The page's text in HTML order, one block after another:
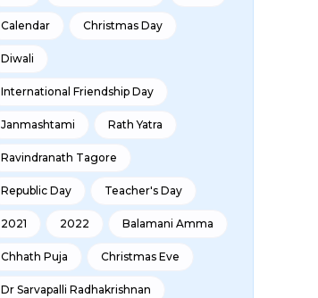
Calendar Christmas Day
Diwali
International Friendship Day
Janmashtami Rath Yatra
Ravindranath Tagore
Republic Day Teacher's Day
2021 2022 Balamani Amma
Chhath Puja Christmas Eve
Dr Sarvapalli Radhakrishnan